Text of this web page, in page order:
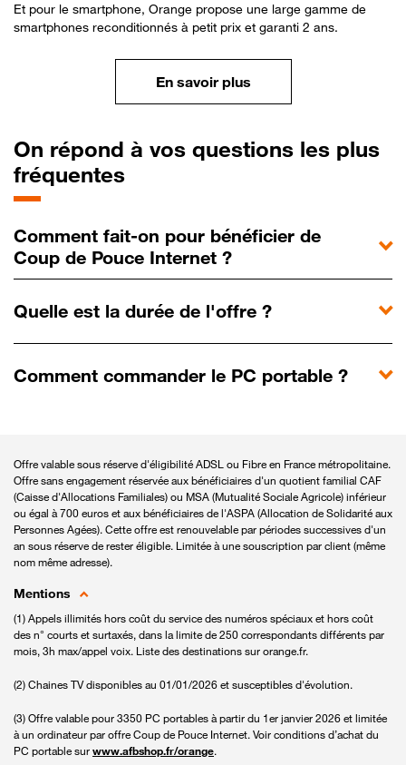
Et pour le smartphone, Orange propose une large gamme de
smartphones reconditionnés à petit prix et garanti 2 ans.
En savoir plus
On répond à vos questions les plus
fréquentes
Comment fait-on pour bénéficier de
Coup de Pouce Internet ?
Quelle est la durée de l'offre ?
Comment commander le PC portable ?
Offre valable sous réserve d'éligibilité ADSL ou Fibre en France métropolitaine.
Offre sans engagement réservée aux bénéficiaires d'un quotient familial CAF
(Caisse d'Allocations Familiales) ou MSA (Mutualité Sociale Agricole) inférieur
ou égal à 700 euros et aux bénéficiaires de l'ASPA (Allocation de Solidarité aux
Personnes Agées). Cette offre est renouvelable par périodes successives d'un
an sous réserve de rester éligible. Limitée à une souscription par client (même
nom même adresse).
Mentions
(1) Appels illimités hors coût du service des numéros spéciaux et hors coût
des n° courts et surtaxés, dans la limite de 250 correspondants différents par
mois, 3h max/appel voix. Liste des destinations sur orange.fr.
(2) Chaines TV disponibles au 01/01/2026 et susceptibles d'évolution.
(3) Offre valable pour 3350 PC portables à partir du 1er janvier 2026 et limitée
à un ordinateur par offre Coup de Pouce Internet. Voir conditions d’achat du
PC portable surwww.afbshop.fr/orange.